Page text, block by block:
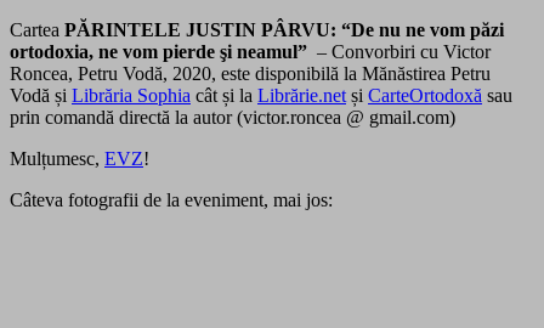
Cartea PĂRINTELE JUSTIN PÂRVU: “De nu ne vom păzi
ortodoxia, ne vom pierde şi neamul” – Convorbiri cu Victor
Roncea, Petru Vodă, 2020, este disponibilă la Mănăstirea Petru
Vodă și Librăria Sophia cât și la Librărie.net și CarteOrtodoxă sau
prin comandă directă la autor (victor.roncea @ gmail.com)
Mulțumesc, EVZ!
Câteva fotografii de la eveniment, mai jos: